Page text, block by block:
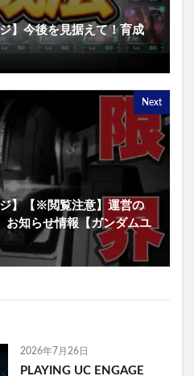
】今後を見据えて！育成
Next
】【※閲覧注意】運営の
知らせ情報【ガンダムユ
2026年7月26日
PLAYING UC ENGAGE